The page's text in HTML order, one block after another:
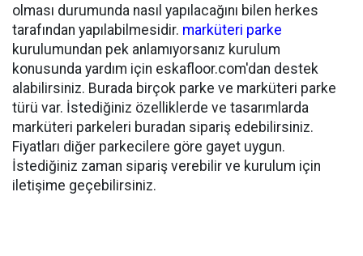
olması durumunda nasıl yapılacağını bilen herkes
tarafından yapılabilmesidir. marküteri parke
kurulumundan pek anlamıyorsanız kurulum
konusunda yardım için eskafloor.com'dan destek
alabilirsiniz. Burada birçok parke ve marküteri parke
türü var. İstediğiniz özelliklerde ve tasarımlarda
marküteri parkeleri buradan sipariş edebilirsiniz.
Fiyatları diğer parkecilere göre gayet uygun.
İstediğiniz zaman sipariş verebilir ve kurulum için
iletişime geçebilirsiniz.